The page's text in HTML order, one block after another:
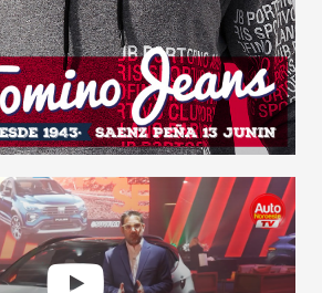
CAMIONES
AGRO
COMPETICIÓN
SEGURIDAD VIAL
RESP. SOCIAL